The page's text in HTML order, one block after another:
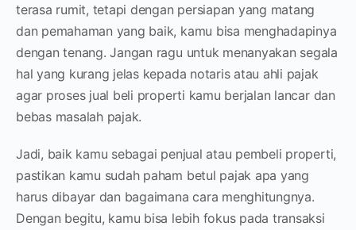
terasa rumit, tetapi dengan persiapan yang matang
dan pemahaman yang baik, kamu bisa menghadapinya
dengan tenang. Jangan ragu untuk menanyakan segala
hal yang kurang jelas kepada notaris atau ahli pajak
agar proses jual beli properti kamu berjalan lancar dan
bebas masalah pajak.
Jadi, baik kamu sebagai penjual atau pembeli properti,
pastikan kamu sudah paham betul pajak apa yang
harus dibayar dan bagaimana cara menghitungnya.
Dengan begitu, kamu bisa lebih fokus pada transaksi